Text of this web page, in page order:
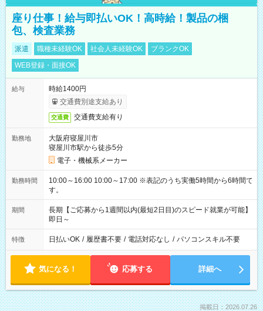
座り仕事！給与即払いOK！高時給！製品の梱
包、検査業務
派遣 職種未経験OK 社会人未経験OK
ブランクOK
WEB登録・面接OK
給与
時給1400円
交通費別途支給あり
交通費 交通費支給有り
勤務地
大阪府寝屋川市
寝屋川市駅から徒歩5分
電子・機械系メーカー
勤務時間
10:00～16:00 10:00～17:00 ※表記のうち実働5時間から6時間で
す。
期間
長期【ご応募から1週間以内(最短2日目)のスピード就業が可能】
即日～
特徴 日払いOK / 履歴書不要 / 電話対応なし / パソコンスキル不要
気になる！ 応募する 詳細へ
掲載日：2026.07.26